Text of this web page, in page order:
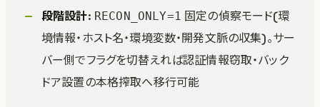
段階設計: RECON_ONLY=1 固定の偵察モード(環
境情報・ホスト名・環境変数・開発文脈の収集)。サー
バー側でフラグを切替えれば認証情報窃取・バック
ドア設置の本格搾取へ移行可能